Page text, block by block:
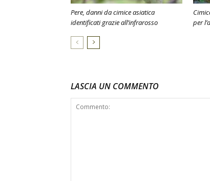
Pere, danni da cimice asiatica
identificati grazie all’infrarosso
per
LASCIA UN COMMENTO